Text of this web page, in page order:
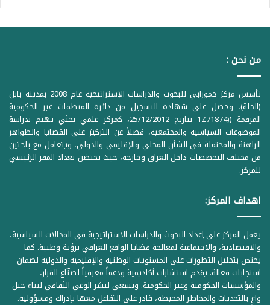
من نحن :
تأسس مركز حمورابي للبحوث والدراسات الإستراتيجية عام 2008 بمدينة بابل
(الحلة)، وحصل على شهادة التسجيل من دائرة المنظمات غير الحكومية
المرقمة ((1Z71874 بتاريخ 25/12/2012، كمركز علمي بحثي يهتم بدراسة
الموضوعات السياسية والمجتمعية، فضلاً عن التركيز على القضايا والظواهر
الراهنة والمحتملة في الشأن المحلي والإقليمي والدولي، ويتعامل مع باحثين
من مختلف التخصصات داخل العراق وخارجه، حيث تحتضن بغداد المقر الرئيسي
للمركز.
اهداف المركز:
يعمل المركز على إعداد البحوث والدراسات الاستراتيجية في المجالات السياسية،
والاقتصادية، والاجتماعية لمعالجة قضايا الواقع العراقي برؤية وطنية. كما
يختص بتحليل التطورات على المستويات الوطنية والإقليمية والدولية لضمان
استجابات فعالة. يقدم استشارات أكاديمية ودعماً معرفياً لصنّاع القرار،
والمؤسسات الحكومية وغير الحكومية. ويسعى لنشر الوعي الثقافي لبناء جيل
واعٍ بالتحديات والمخاطر المحيطة، قادر على التفاعل معها بإدراك ومسؤولية.